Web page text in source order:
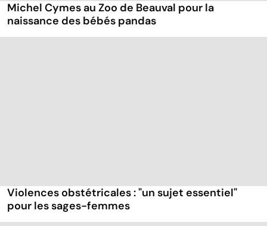
Michel Cymes au Zoo de Beauval pour la
naissance des bébés pandas
Violences obstétricales : "un sujet essentiel"
pour les sages-femmes